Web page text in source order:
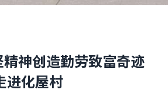
神创造勤劳致富奇迹
进化屋村